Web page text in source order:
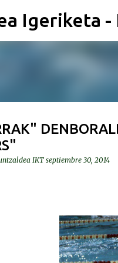
Igeriketa -
IKT septiembre 30, 2014